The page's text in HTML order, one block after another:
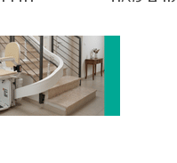
מספק,